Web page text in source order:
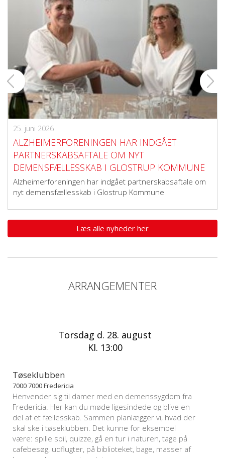
25. juni 2026
ALZHEIMERFORENINGEN HAR INDGÅET
PARTNERSKABSAFTALE OM NYT
DEMENSFÆLLESSKAB I GLOSTRUP KOMMUNE
Alzheimerforeningen har indgået partnerskabsaftale om
nyt demensfællesskab i Glostrup Kommune
Læs alle nyheder her
ARRANGEMENTER
Torsdag d. 28. august
Kl. 13:00
Tøseklubben
7000 7000 Fredericia
Henvender sig til damer med en demenssygdom fra
Fredericia. Her kan du møde ligesindede og blive en
del af et fællesskab. Sammen planlægger vi, hvad der
skal ske i tøseklubben. Det kunne for eksempel
være: spille spil, quizze, gå en tur i naturen, tage på
cafebesøg, udflugter, på biblioteket, bage, masser af